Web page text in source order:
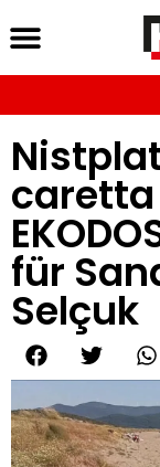
caretta
für
Selçuk